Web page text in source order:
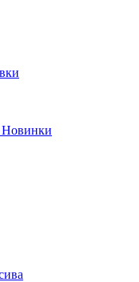
Новинки